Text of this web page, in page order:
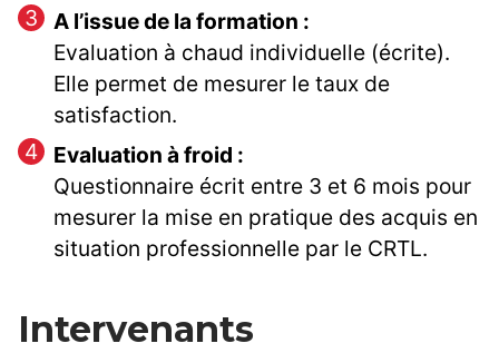
A l’issue de la formation :
Evaluation à chaud individuelle (écrite).
Elle permet de mesurer le taux de
satisfaction.
Evaluation à froid :
Questionnaire écrit entre 3 et 6 mois pour
mesurer la mise en pratique des acquis en
situation professionnelle par le CRTL.
Intervenants